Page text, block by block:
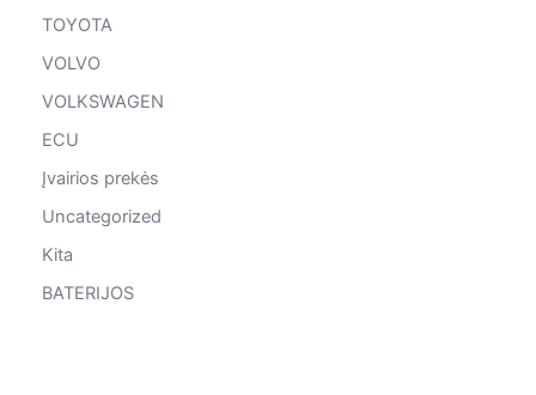
TOYOTA
VOLVO
VOLKSWAGEN
ECU
Įvairios prekės
Uncategorized
Kita
BATERIJOS